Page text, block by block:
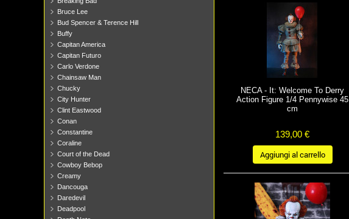
Bruce Lee
Bud Spencer & Terence Hill
Buffy
Capitan America
Capitan Futuro
Carlo Verdone
Chainsaw Man
Chucky
City Hunter
Clint Eastwood
Conan
Constantine
Coraline
Court of the Dead
Cowboy Bebop
Creamy
Dancouga
Daredevil
Deadpool
NECA - It: Welcome To Derry
Action Figure 1/4 Pennywise 45
cm
139,00 €
Aggiungi al carrello